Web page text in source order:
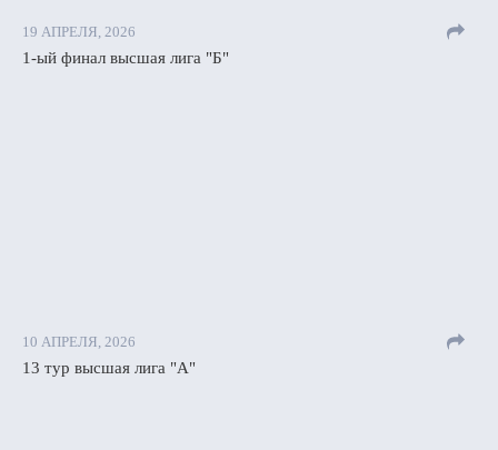
19 АПРЕЛЯ, 2026
1-ый финал высшая лига "Б"
10 АПРЕЛЯ, 2026
13 тур высшая лига "А"